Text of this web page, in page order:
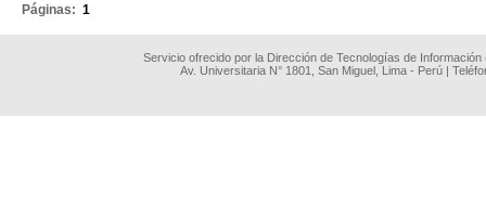
Páginas: 1
Servicio ofrecido por la Dirección de Tecnologías de
Av. Universitaria N° 1801, San Miguel, Lima - Perú |